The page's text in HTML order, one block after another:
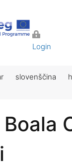
Login
slovenščina